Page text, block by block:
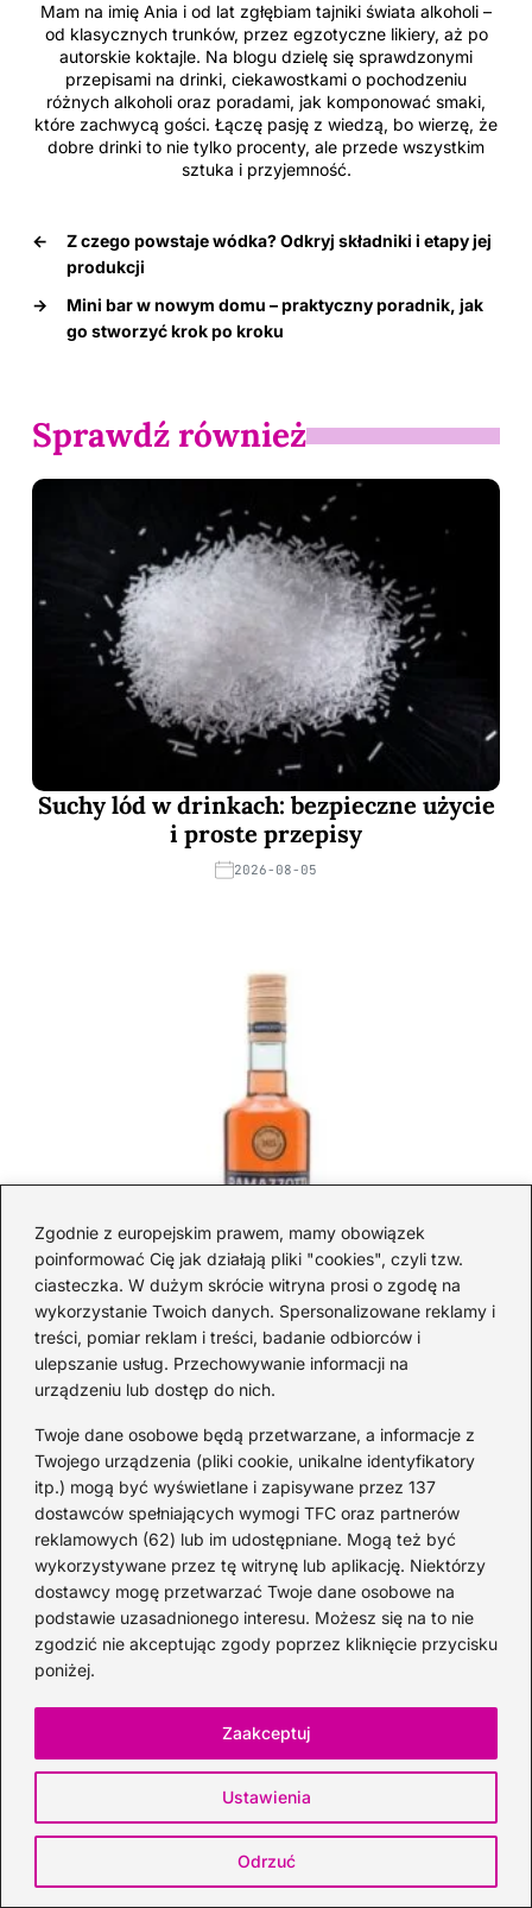
Zgodnie z europejskim prawem, mamy obowiązek
poinformować Cię jak działają pliki "cookies", czyli tzw.
ciasteczka. W dużym skrócie witryna prosi o zgodę na
wykorzystanie Twoich danych. Spersonalizowane reklamy i
treści, pomiar reklam i treści, badanie odbiorców i
ulepszanie usług. Przechowywanie informacji na
urządzeniu lub dostęp do nich.
Twoje dane osobowe będą przetwarzane, a informacje z
Twojego urządzenia (pliki cookie, unikalne identyfikatory
itp.) mogą być wyświetlane i zapisywane przez 137
dostawców spełniających wymogi TFC oraz partnerów
reklamowych (62) lub im udostępniane. Mogą też być
wykorzystywane przez tę witrynę lub aplikację. Niektórzy
dostawcy mogę przetwarzać Twoje dane osobowe na
podstawie uzasadnionego interesu. Możesz się na to nie
zgodzić nie akceptując zgody poprzez kliknięcie przycisku
poniżej.
Ustawienia
Odrzuć
Zaakceptuj
Mam na imię Ania i od lat zgłębiam tajniki świata alkoholi –
od klasycznych trunków, przez egzotyczne likiery, aż po
autorskie koktajle. Na blogu dzielę się sprawdzonymi
przepisami na drinki, ciekawostkami o pochodzeniu
różnych alkoholi oraz poradami, jak komponować smaki,
które zachwycą gości. Łączę pasję z wiedzą, bo wierzę, że
dobre drinki to nie tylko procenty, ale przede wszystkim
sztuka i przyjemność.
←
Z czego powstaje wódka? Odkryj składniki i etapy jej
produkcji
→
Mini bar w nowym domu – praktyczny poradnik, jak
go stworzyć krok po kroku
Sprawdź również
Suchy lód w drinkach: bezpieczne użycie
i proste przepisy
2026-08-05
pełni poczuć aromat
2026-08-03
Wyrywanie zęba a picie alkoholu: kiedy
można i czego unikać
2026-08-03